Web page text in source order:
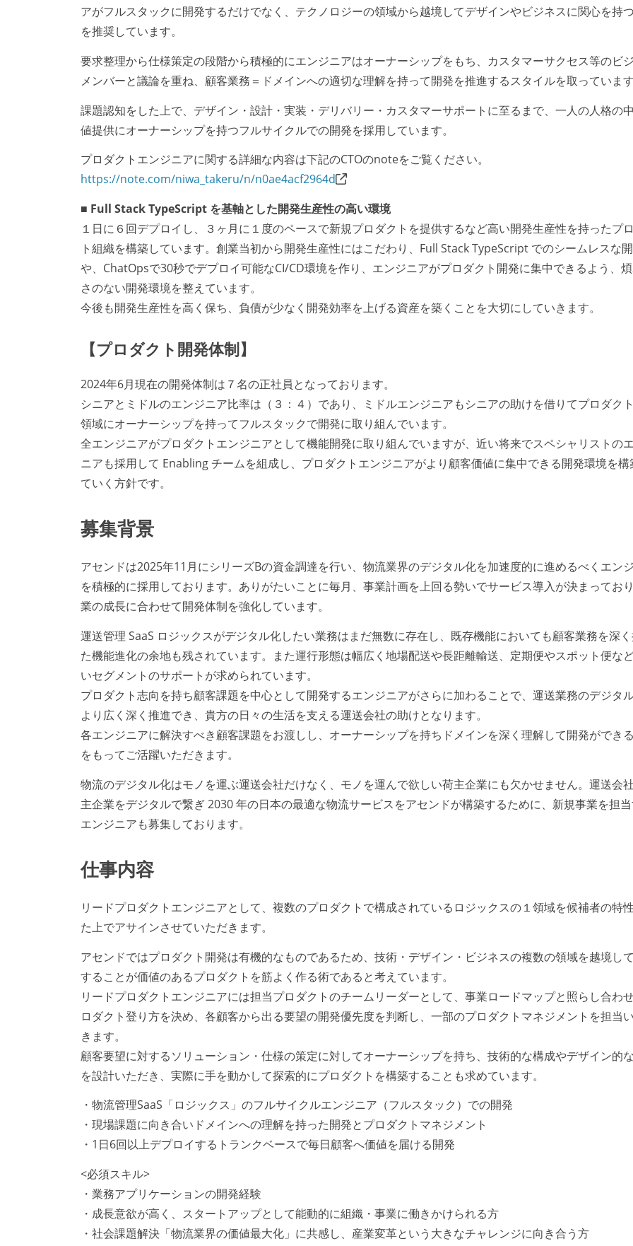
アがフルスタックに開発するだけでなく、テクノロジーの領域から越境してデザインやビジネスに関心を持
を推奨しています。
要求整理から仕様策定の段階から積極的にエンジニアはオーナーシップをもち、カスタマーサクセス等のビ
メンバーと議論を重ね、顧客業務＝ドメインへの適切な理解を持って開発を推進するスタイルを取っています
課題認知をした上で、デザイン・設計・実装・デリバリー・カスタマーサポートに至るまで、一人の人格の
値提供にオーナーシップを持つフルサイクルでの開発を採用しています。
プロダクトエンジニアに関する詳細な内容は下記のCTOのnoteをご覧ください。
https://note.com/niwa_takeru/n/n0ae4acf2964d
■ Full Stack TypeScript を基軸とした開発生産性の高い環境
１日に６回デプロイし、３ヶ月に１度のペースで新規プロダクトを提供するなど高い開発生産性を持ったプ
ト組織を構築しています。創業当初から開発生産性にはこだわり、Full Stack TypeScript でのシームレスな
や、ChatOpsで30秒でデプロイ可能なCI/CD環境を作り、エンジニアがプロダクト開発に集中できるよう、
さのない開発環境を整えています。
今後も開発生産性を高く保ち、負債が少なく開発効率を上げる資産を築くことを大切にしていきます。
【プロダクト開発体制】
2024年6月現在の開発体制は７名の正社員となっております。
シニアとミドルのエンジニア比率は（３：４）であり、ミドルエンジニアもシニアの助けを借りてプロダク
領域にオーナーシップを持ってフルスタックで開発に取り組んでいます。
全エンジニアがプロダクトエンジニアとして機能開発に取り組んでいますが、近い将来でスペシャリストの
ニアも採用して Enabling チームを組成し、プロダクトエンジニアがより顧客価値に集中できる開発環境を構
ていく方針です。
募集背景
アセンドは2025年11月にシリーズBの資金調達を行い、物流業界のデジタル化を加速度的に進めるべくエン
を積極的に採用しております。ありがたいことに毎月、事業計画を上回る勢いでサービス導入が決まってお
業の成長に合わせて開発体制を強化しています。
運送管理 SaaS ロジックスがデジタル化したい業務はまだ無数に存在し、既存機能においても顧客業務を深く
た機能進化の余地も残されています。また運行形態は幅広く地場配送や長距離輸送、定期便やスポット便な
いセグメントのサポートが求められています。
プロダクト志向を持ち顧客課題を中心として開発するエンジニアがさらに加わることで、運送業務のデジタ
より広く深く推進でき、貴方の日々の生活を支える運送会社の助けとなります。
各エンジニアに解決すべき顧客課題をお渡しし、オーナーシップを持ちドメインを深く理解して開発ができ
をもってご活躍いただきます。
物流のデジタル化はモノを運ぶ運送会社だけなく、モノを運んで欲しい荷主企業にも欠かせません。運送会
主企業をデジタルで繋ぎ 2030 年の日本の最適な物流サービスをアセンドが構築するために、新規事業を担
エンジニアも募集しております。
仕事内容
リードプロダクトエンジニアとして、複数のプロダクトで構成されているロジックスの１領域を候補者の特
た上でアサインさせていただきます。
アセンドではプロダクト開発は有機的なものであるため、技術・デザイン・ビジネスの複数の領域を越境し
することが価値のあるプロダクトを筋よく作る術であると考えています。
リードプロダクトエンジニアには担当プロダクトのチームリーダーとして、事業ロードマップと照らし合わ
ロダクト登り方を決め、各顧客から出る要望の開発優先度を判断し、一部のプロダクトマネジメントを担当
きます。
顧客要望に対するソリューション・仕様の策定に対してオーナーシップを持ち、技術的な構成やデザイン的
を設計いただき、実際に手を動かして探索的にプロダクトを構築することも求めています。
・物流管理SaaS「ロジックス」のフルサイクルエンジニア（フルスタック）での開発
・現場課題に向き合いドメインへの理解を持った開発とプロダクトマネジメント
・1日6回以上デプロイするトランクベースで毎日顧客へ価値を届ける開発
<必須スキル>
・業務アプリケーションの開発経験
・成長意欲が高く、スタートアップとして能動的に組織・事業に働きかけられる方
・社会課題解決「物流業界の価値最大化」に共感し、産業変革という大きなチャレンジに向き合う方